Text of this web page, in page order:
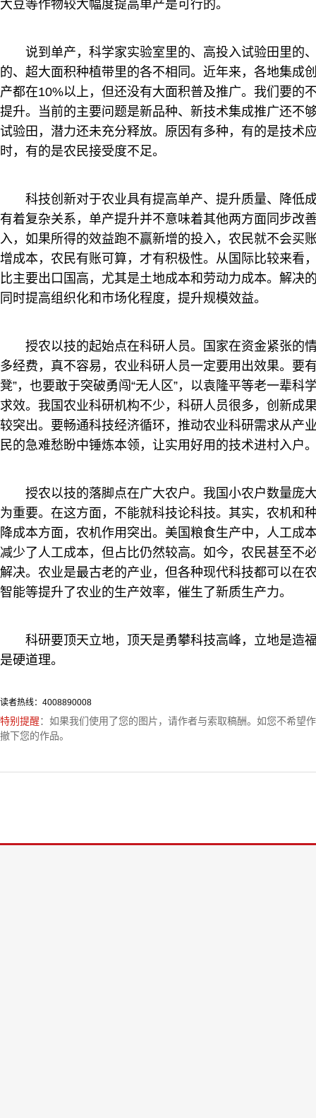
大豆等作物较大幅度提高单产是可行的。
说到单产，科学家实验室里的、高投入试验田里的
的、超大面积种植带里的各不相同。近年来，各地集成
产都在10%以上，但还没有大面积普及推广。我们要的
提升。当前的主要问题是新品种、新技术集成推广还不
试验田，潜力还未充分释放。原因有多种，有的是技术
时，有的是农民接受度不足。
科技创新对于农业具有提高单产、提升质量、降低
有着复杂关系，单产提升并不意味着其他两方面同步改
入，如果所得的效益跑不赢新增的投入，农民就不会买
增成本，农民有账可算，才有积极性。从国际比较来看
比主要出口国高，尤其是土地成本和劳动力成本。解决
同时提高组织化和市场化程度，提升规模效益。
授农以技的起始点在科研人员。国家在资金紧张的
多经费，真不容易，农业科研人员一定要用出效果。要
凳”，也要敢于突破勇闯“无人区”，以袁隆平等老一辈
求效。我国农业科研机构不少，科研人员很多，创新成
较突出。要畅通科技经济循环，推动农业科研需求从产
民的急难愁盼中锤炼本领，让实用好用的技术进村入户
授农以技的落脚点在广大农户。我国小农户数量庞
为重要。在这方面，不能就科技论科技。其实，农机和
降成本方面，农机作用突出。美国粮食生产中，人工成
减少了人工成本，但占比仍然较高。如今，农民甚至不
解决。农业是最古老的产业，但各种现代科技都可以在
智能等提升了农业的生产效率，催生了新质生产力。
科研要顶天立地，顶天是勇攀科技高峰，立地是造
是硬道理。
读者热线：4008890008
特别提醒：如果我们使用了您的图片，请作者与索取稿酬。如您不希望
撤下您的作品。